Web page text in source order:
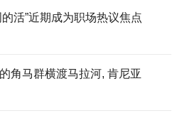
活”近期成为职场热议焦点
角马群横渡马拉河, 肯尼亚